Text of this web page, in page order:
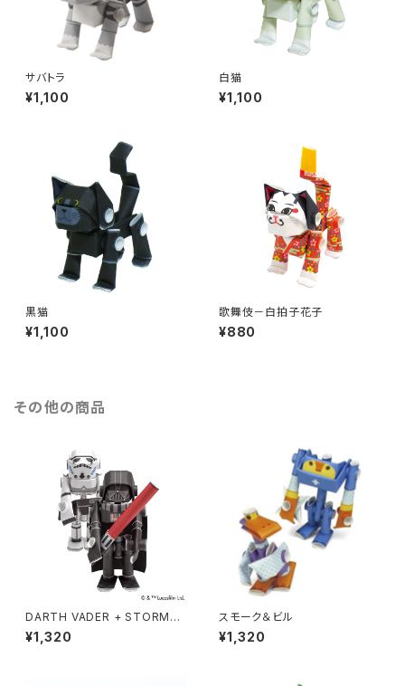
サバトラ
¥1,100
白猫
¥1,100
黒猫
¥1,100
歌舞伎－白拍子花子
¥880
その他の商品
DARTH VADER + STORMT
ROOPER
¥1,320
スモーク＆ビル
¥1,320